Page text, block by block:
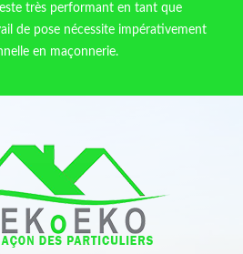
très performant en tant que
de pose nécessite impérativement
en maçonnerie.